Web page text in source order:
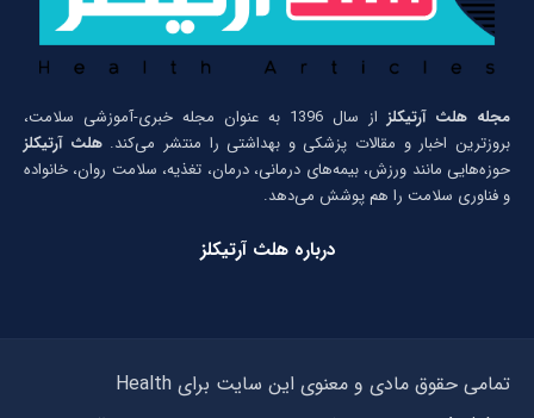
مجله هلث آرتیکلز
از سال 1396 به عنوان مجله خبری-آموزشی سلامت،
بروزترین اخبار و مقالات پزشکی و بهداشتی را منتشر می‌کند.هلث آرتیکلز
حوزه‌هایی مانند ورزش، بیمه‌های درمانی، درمان، تغذیه، سلامت روان، خانواده
و فناوری سلامت را هم پوشش می‌دهد.
درباره هلث آرتیکلز
تمامی حقوق مادی و معنوی این سایت برای Health